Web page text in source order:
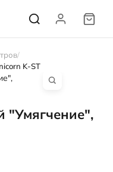
K-ST
"Умягчение",